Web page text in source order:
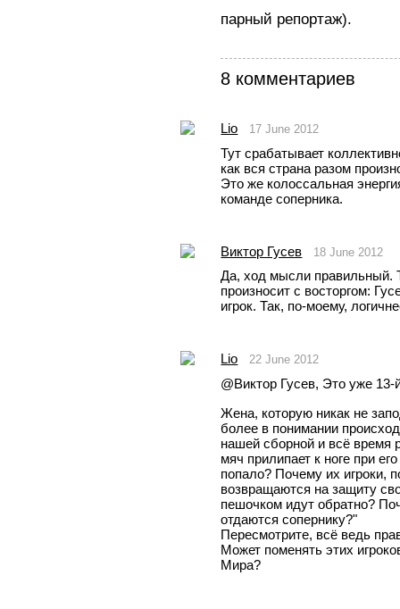
парный репортаж).
8 комментариев
Lio 17 June 2012
Тут срабатывает
как вся страна разом
Это же колоссальная
команде соперника.
Виктор Гусев 18 June 2012
Да, ход мысли правильный.
произносит с восторгом:
игрок. Так, по-моему,
Lio 22 June 2012
@Виктор Гусев, Это уже 13-
Жена, которую никак не
более в понимании
нашей сборной и всё время
мяч прилипает к ноге при
попало? Почему их игроки,
возвращаются на защиту
пешочком идут обратно?
отдаются сопернику?"
Пересмотрите, всё ведь
Может поменять этих
Мира?